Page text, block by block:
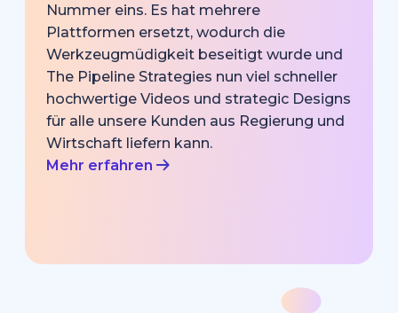
Nummer eins. Es hat mehrere
Plattformen ersetzt, wodurch die
Werkzeugmüdigkeit beseitigt wurde und
The Pipeline Strategies nun viel schneller
hochwertige Videos und strategic Designs
für alle unsere Kunden aus Regierung und
Wirtschaft liefern kann.
Mehr erfahren